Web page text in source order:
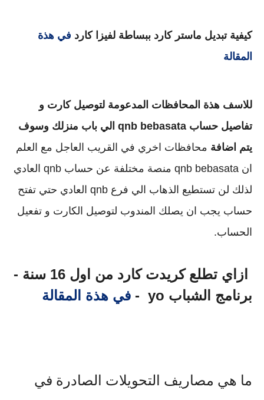
كيفية تبديل ماستر كارد ببساطة لفيزا كارد في هذة
المقالة
للاسف هذة المحافظات المدعومة لتوصيل كارت و
تفاصيل حساب qnb bebasata الي باب منزلك وسوف
يتم اضافة محافظات اخري في القريب العاجل مع العلم
ان qnb bebasata منصة مختلفة عن حساب qnb العادي
لذلك لن تستطيع الذهاب الي فرع qnb العادي حتي تفتح
حساب يجب ان يصلك المندوب لتوصيل الكارت و تفعيل
الحساب.
ازاي تطلع كريدت كارد من اول 16 سنة -
برنامج الشباب yo -
في هذة المقالة
ما هي مصاريف التحويلات الصادرة في